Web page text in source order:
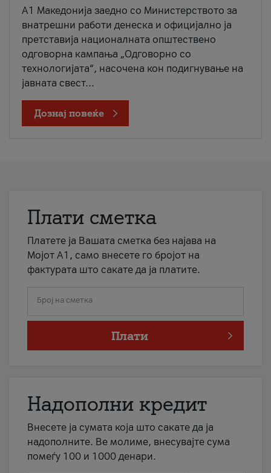
A1 Македонија заедно со Министерството за
внатрешни работи денеска и официјално ја
претставија националната општествено
одговорна кампања „Одговорно со
технологијата“, насочена кон подигнување на
јавната свест...
Дознај повеќе
Плати сметка
Платете ја Вашата сметка без најава на
Мојот А1, само внесете го бројот на
фактурата што сакате да ја платите.
Број на сметка
Плати
Надополни кредит
Внесете ја сумата која што сакате да ја
надополните. Ве молиме, внесувајте сума
помеѓу 100 и 1000 денари.